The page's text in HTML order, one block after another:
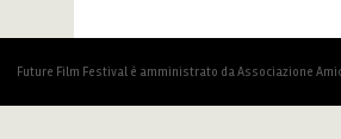
Future Film Festival è amministrato da Associazione